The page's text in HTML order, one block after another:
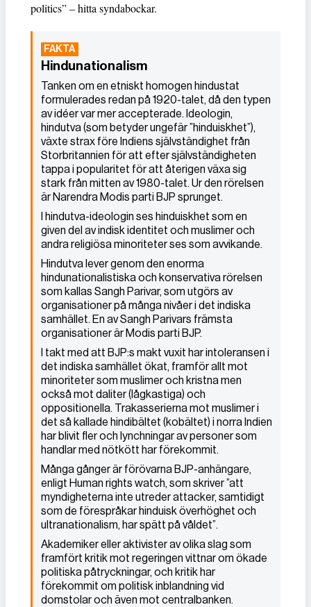
politics” – hitta syndabockar.
Hindunationalism
Tanken om en etniskt homogen hindustat
formulerades redan på 1920-talet, då den typen
av idéer var mer accepterade. Ideologin,
hindutva (som betyder ungefär ”hinduiskhet”),
växte strax före Indiens självständighet från
Storbritannien för att efter självständigheten
tappa i popularitet för att återigen växa sig
stark från mitten av 1980-talet. Ur den rörelsen
är Narendra Modis parti BJP sprunget.
I hindutva-ideologin ses hinduiskhet som en
given del av indisk identitet och muslimer och
andra religiösa minoriteter ses som avvikande.
Hindutva lever genom den enorma
hindunationalistiska och konservativa rörelsen
som kallas Sangh Parivar, som utgörs av
organisationer på många nivåer i det indiska
samhället. En av Sangh Parivars främsta
organisationer är Modis parti BJP.
I takt med att BJP:s makt vuxit har intoleransen i
det indiska samhället ökat, framför allt mot
minoriteter som muslimer och kristna men
också mot daliter (lågkastiga) och
oppositionella. Trakasserierna mot muslimer i
det så kallade hindibältet (kobältet) i norra Indien
har blivit fler och lynchningar av personer som
handlar med nötkött har förekommit.
Många gånger är förövarna BJP-anhängare,
enligt Human rights watch, som skriver ”att
myndigheterna inte utreder attacker, samtidigt
som de förespråkar hinduisk överhöghet och
ultranationalism, har spätt på våldet”.
Akademiker eller aktivister av olika slag som
framfört kritik mot regeringen vittnar om ökade
politiska påtryckningar, och kritik har
förekommit om politisk inblandning vid
domstolar och även mot centralbanken.